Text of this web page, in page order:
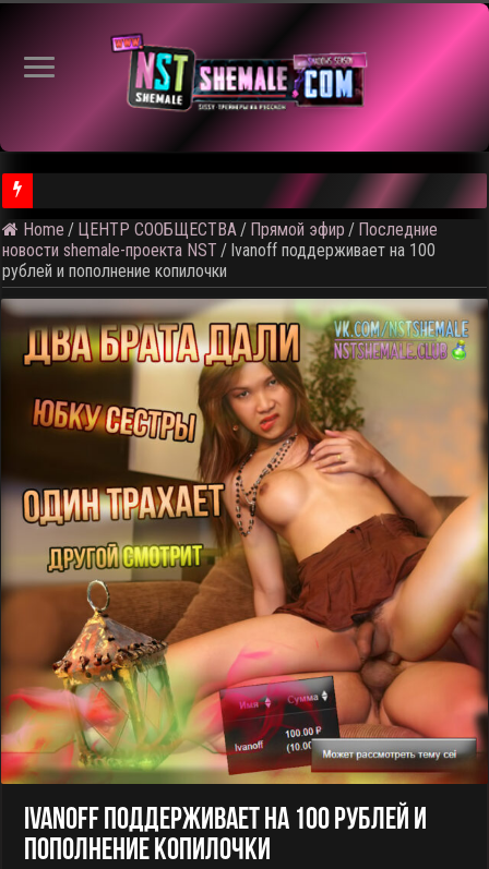
Home / ЦЕНТР СООБЩЕСТВА / Прямой эфир / Последние
новости shemale-проекта NST / Ivanoff поддерживает на 100
рублей и пополнение копилочки
Ivanoff Поддерживает На 100 Рублей И
Пополнение Копилочки